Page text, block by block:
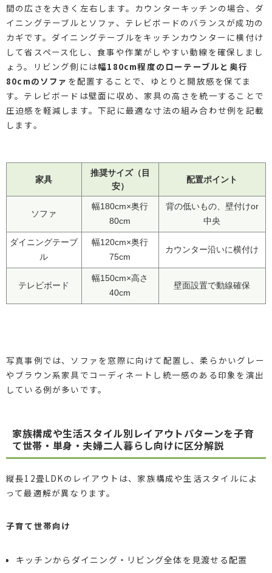
間の広さを大きく左右します。カウンターキッチンの場合、ダ
イニングテーブルとソファ、テレビボードのバランスが成功の
カギです。ダイニングテーブルをキッチンカウンターに横付け
して省スペース化し、食事や作業がしやすい動線を確保しまし
ょう。リビング側には幅180cm程度のローテーブルと奥行
80cmのソファ を配置することで、ゆとりと開放感を保てま
す。テレビボードは壁面に収め、家具の高さを統一することで
圧迫感を軽減します。下記に最適な寸法の組み合わせ例を記載
します。
家具
推奨サイズ（目
安）
配置ポイント
ソファ
幅180cm×奥行
80cm
背の低いもの、壁付けor
中央
ダイニングテーブ
ル
幅120cm×奥行
75cm
カウンター沿いに横付け
テレビボード
幅150cm×高さ
40cm
壁面設置で動線確保
写真事例では、ソファを窓際に向けて配置し、柔らかいグレー
やブラウン系家具でコーディネートし統一感のある印象を演出
している例が多いです。
家族構成や生活スタイル別レイアウトパターンを子育
て世帯・単身・夫婦二人暮らし向けに区分解説
縦長12畳LDKのレイアウトは、家族構成や生活スタイルによ
って最適解が異なります。
子育て世帯向け
キッチンからダイニング・リビング全体を見渡せる配置